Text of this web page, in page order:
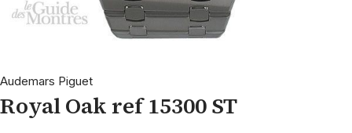
Audemars Piguet
Royal Oak ref 15300 ST